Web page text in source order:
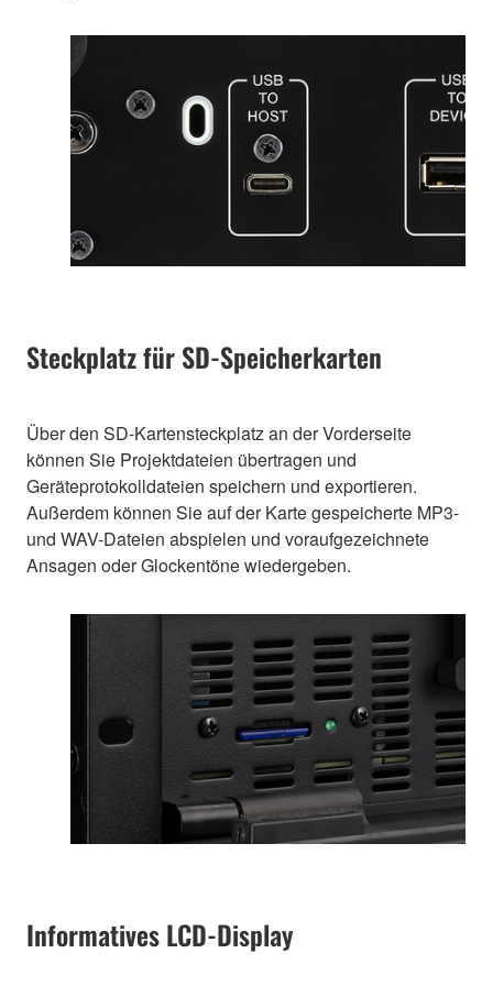
Steckplatz für SD-Speicherkarten
Über den SD-Kartensteckplatz an der Vorderseite
können Sie Projektdateien übertragen und
Geräteprotokolldateien speichern und exportieren.
Außerdem können Sie auf der Karte gespeicherte MP3-
und WAV-Dateien abspielen und voraufgezeichnete
Ansagen oder Glockentöne wiedergeben.
Informatives LCD-Display